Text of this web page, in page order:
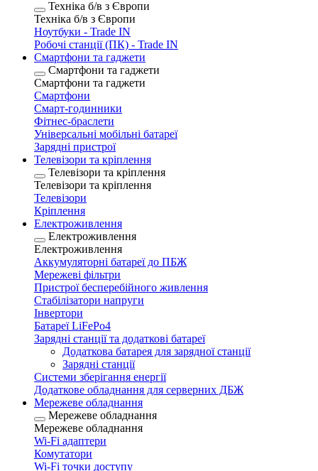
Техніка б/в з Європи
Техніка б/в з Європи
Ноутбуки - Trade IN
Робочі станції (ПК) - Trade IN
Смартфони та гаджети
Смартфони та гаджети
Смартфони та гаджети
Смартфони
Смарт-годинники
Фітнес-браслети
Універсальні мобільні батареї
Зарядні пристрої
Телевізори та кріплення
Телевізори та кріплення
Телевізори та кріплення
Телевізори
Кріплення
Електроживлення
Електроживлення
Електроживлення
Аккумуляторні батареї до ПБЖ
Мережеві фільтри
Пристрої бесперебійного живлення
Стабілізатори напруги
Інвертори
Батареї LiFePo4
Зарядні станції та додаткові батареї
Додаткова батарея для зарядної станції
Зарядні станції
Системи зберігання енергії
Додаткове обладнання для серверних ДБЖ
Мережеве обладнання
Мережеве обладнання
Мережеве обладнання
Wi-Fi адаптери
Комутатори
Wi-Fi точки доступу